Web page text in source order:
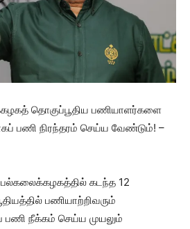
தொகுப்பூதிய பணியாளர்களை
பணி நிரந்தரம் செய்ய வேண்டும்! –
கடந்த 12
பணியாற்றிவரும்
நீக்கம் செய்ய முயலும்